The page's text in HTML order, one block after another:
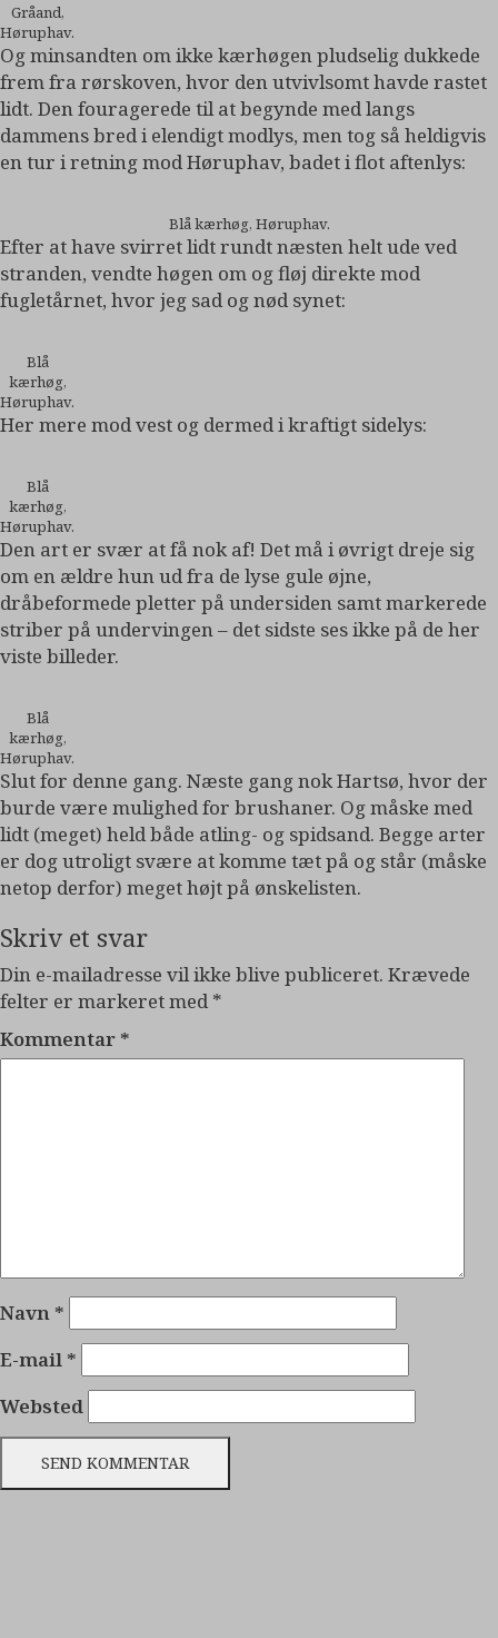
Gråand,
Høruphav.
Og minsandten om ikke kærhøgen pludselig dukkede
frem fra rørskoven, hvor den utvivlsomt havde rastet
lidt. Den fouragerede til at begynde med langs
dammens bred i elendigt modlys, men tog så heldigvis
en tur i retning mod Høruphav, badet i flot aftenlys:
Blå kærhøg, Høruphav.
Efter at have svirret lidt rundt næsten helt ude ved
stranden, vendte høgen om og fløj direkte mod
fugletårnet, hvor jeg sad og nød synet:
Blå
kærhøg,
Høruphav.
Her mere mod vest og dermed i kraftigt sidelys:
Blå
kærhøg,
Høruphav.
Den art er svær at få nok af! Det må i øvrigt dreje sig
om en ældre hun ud fra de lyse gule øjne,
dråbeformede pletter på undersiden samt markerede
striber på undervingen – det sidste ses ikke på de her
viste billeder.
Blå
kærhøg,
Høruphav.
Slut for denne gang. Næste gang nok Hartsø, hvor der
burde være mulighed for brushaner. Og måske med
lidt (meget) held både atling- og spidsand. Begge arter
er dog utroligt svære at komme tæt på og står (måske
netop derfor) meget højt på ønskelisten.
Skriv et svar
Din e-mailadresse vil ikke blive publiceret. Krævede
felter er markeret med *
Kommentar *
Navn *
E-mail *
Websted